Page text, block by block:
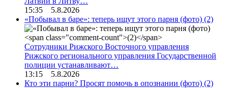
15:35 5.8.2026
«Побывал в баре»: теперь ищут этого парня (фото) (2)
Сотрудники Рижского Восточного управления
Рижского регионального управления Государственной
полиции устанавливают…
13:15 5.8.2026
Кто эти парни? Просят помочь в опознании (фото) (2)